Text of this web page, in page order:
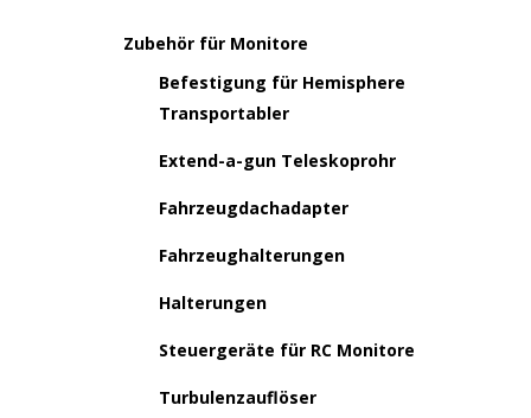
Zubehör für Monitore
Befestigung für Hemisphere
Transportabler
Extend-a-gun Teleskoprohr
Fahrzeugdachadapter
Fahrzeughalterungen
Halterungen
Steuergeräte für RC Monitore
Turbulenzauflöser